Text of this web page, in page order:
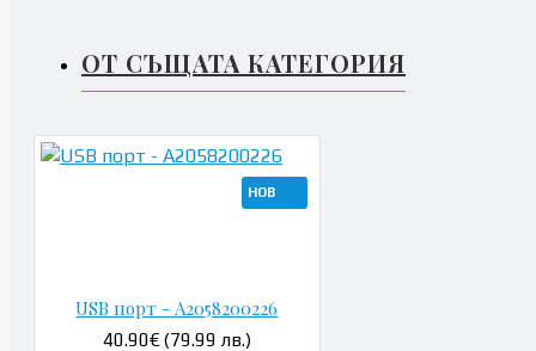
ОТ СЪЩАТА КАТЕГОРИЯ
НОВ
USB порт - A2058200226
40.90€ (79.99 лв.)